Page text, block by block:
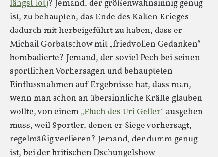
längst tot)? Jemand, der größenwahnsinnig genug
ist, zu behaupten, das Ende des Kalten Krieges
dadurch mit herbeigeführt zu haben, dass er
Michail Gorbatschow mit „friedvollen Gedanken“
bombadierte? Jemand, der soviel Pech bei seinen
sportlichen Vorhersagen und behaupteten
Einflussnahmen auf Ergebnisse hat, dass man,
wenn man schon an übersinnliche Kräfte glauben
wollte, von einem „Fluch des Uri Geller“ ausgehen
muss, weil Sportler, denen er Siege vorhersagt,
regelmäßig verlieren? Jemand, der dumm genug
ist, bei der britischen Dschungelshow